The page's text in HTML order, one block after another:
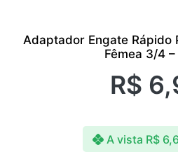
Adaptador Engate Rápido
Fêmea 3/4
R$
A vista R$